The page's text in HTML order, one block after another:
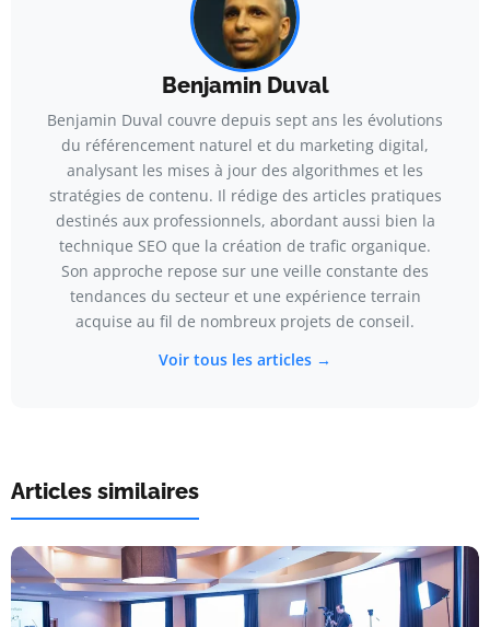
Benjamin Duval
Benjamin Duval couvre depuis sept ans les évolutions
du référencement naturel et du marketing digital,
analysant les mises à jour des algorithmes et les
stratégies de contenu. Il rédige des articles pratiques
destinés aux professionnels, abordant aussi bien la
technique SEO que la création de trafic organique.
Son approche repose sur une veille constante des
tendances du secteur et une expérience terrain
acquise au fil de nombreux projets de conseil.
Voir tous les articles →
Articles similaires